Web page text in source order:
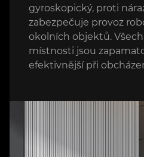
gyroskopický, proti
zabezpečuje provoz
okolních objektů.
místnosti jsou
efektivnější při